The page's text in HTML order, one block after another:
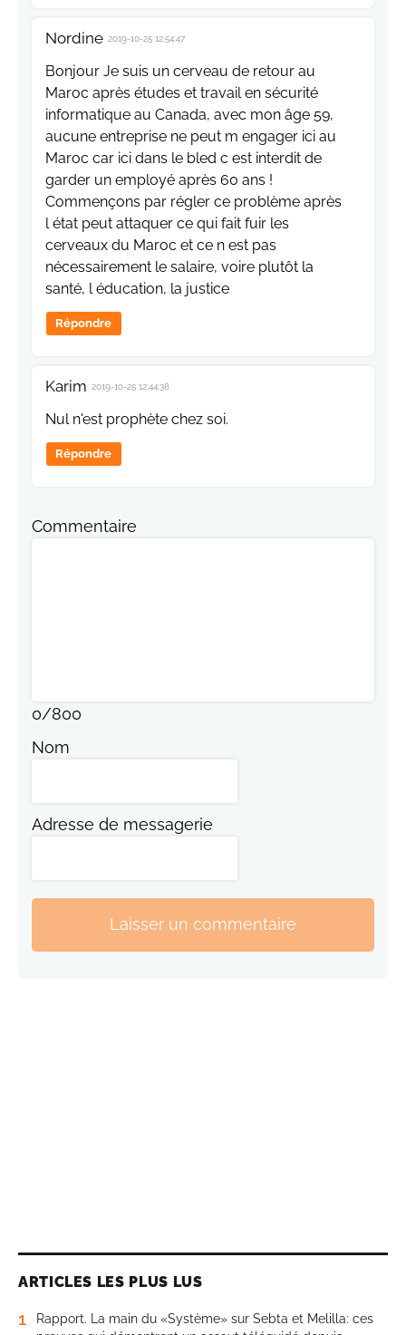
Nordine 2019-10-25 12:54:47
Bonjour Je suis un cerveau de retour au
Maroc après études et travail en sécurité
informatique au Canada, avec mon âge 59,
aucune entreprise ne peut m engager ici au
Maroc car ici dans le bled c est interdit de
garder un employé après 60 ans !
Commençons par régler ce problème après
l état peut attaquer ce qui fait fuir les
cerveaux du Maroc et ce n est pas
nécessairement le salaire, voire plutôt la
santé, l éducation, la justice
Répondre
Karim 2019-10-25 12:44:38
Nul n'est prophète chez soi.
Répondre
Commentaire
0/800
Nom
Adresse de messagerie
Laisser un commentaire
ARTICLES LES PLUS LUS
1
Rapport. La main du «Système» sur Sebta et Melilla: ces